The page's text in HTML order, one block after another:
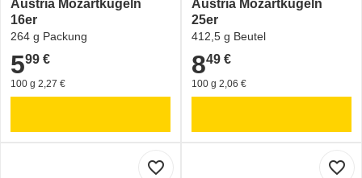
Austria Mozartkugeln
16er
264 g Packung
5,99 €
599 €
100 g 2,27 €
Austria Mozartkugeln
25er
412,5 g Beutel
8,49 €
849 €
100 g 2,06 €
favorite_border favorite_border